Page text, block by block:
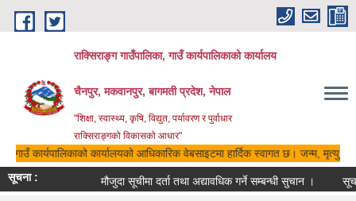
Skip to main content
राक्सिराङ्ग गाउँपालिका, गाउँ कार्यपालिकाको कार्यालय
चैनपुर, मकवानपुर, बागमती प्रदेश, नेपाल
"शिक्षा, स्वास्थ्य, कृषि, विद्युत, पर्यावरण र पुर्वाधार
राक्सिराङ्गको विकासको आधार"
गाउँ कार्यपालिकाको कार्यालयको आधिकारिक वेबसाइटमा हार्दिक स्वागत छ। जन्म,
सूचना :
मौजुदा सूचीमा दर्ता तथा अद्यावधिक गर्ने सम्बन्धी सुचान ।